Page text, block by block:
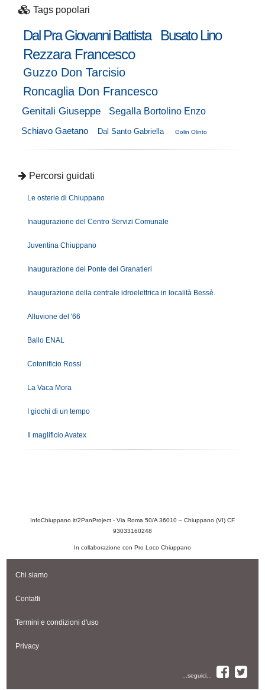
Tags popolari
Dal Pra Giovanni Battista
Busato Lino
Rezzara Francesco
Guzzo Don Tarcisio
Roncaglia Don Francesco
Genitali Giuseppe
Segalla Bortolino Enzo
Schiavo Gaetano
Dal Santo Gabriella Golin Olinto
Percorsi guidati
Le osterie di Chiuppano
Inaugurazione del Centro Servizi Comunale
Juventina Chiuppano
Inaugurazione del Ponte dei Granatieri
Inaugurazione della centrale idroelettrica in località Bessè.
Alluvione del '66
Ballo ENAL
Cotonificio Rossi
La Vaca Mora
I giochi di un tempo
Il maglificio Avatex
InfoChiuppano.it/2PanProject - Via Roma 50/A 36010 – Chiuppano (VI) CF
93033160248
In collaborazione con Pro Loco Chiuppano
Chi siamo
Contatti
Termini e condizioni d'uso
Privacy
...seguici...